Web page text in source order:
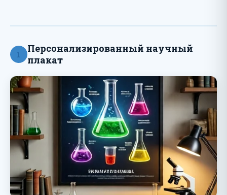
1
Персонализированный научный
плакат